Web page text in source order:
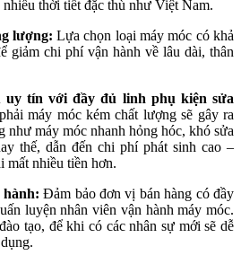
thời tiết đặc thù như Việt Nam.
lượng: Lựa chọn loại máy móc có khả
giảm chi phí vận hành về lâu dài, thân
uy tín với đầy đủ linh phụ kiện sửa
máy móc kém chất lượng sẽ gây ra
như máy móc nhanh hỏng hóc, khó sửa
thế, dẫn đến chi phí phát sinh cao –
mất nhiều tiền hơn.
hành: Đảm bảo đơn vị bán hàng có đầy
luyện nhân viên vận hành máy móc.
tạo, để khi có các nhân sự mới sẽ dễ